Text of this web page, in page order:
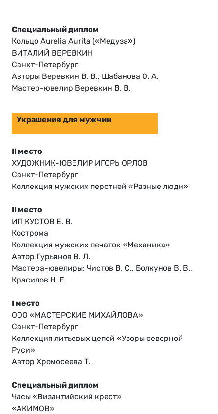
Специальный диплом
Кольцо Aurelia Aurita («Медуза»)
ВИТАЛИЙ ВЕРЕВКИН
Санкт-Петербург
Авторы Веревкин В. В., Шабанова О. А.
Мастер-ювелир Веревкин В. В.
Украшения для мужчин
II место
ХУДОЖНИК-ЮВЕЛИР ИГОРЬ ОРЛОВ
Санкт-Петербург
Коллекция мужских перстней «Разные люди»
II место
ИП КУСТОВ Е. В.
Кострома
Коллекция мужских печаток «Механика»
Автор Гурьянов В. Л.
Мастера-ювелиры: Чистов В. С., Болкунов В. В.,
Красилов Н. Е.
I место
ООО «МАСТЕРСКИЕ МИХАЙЛОВА»
Санкт-Петербург
Коллекция литьевых цепей «Узоры северной
Руси»
Автор Хромосеева Т.
Специальный диплом
Часы «Византийский крест»
«АКИМОВ»